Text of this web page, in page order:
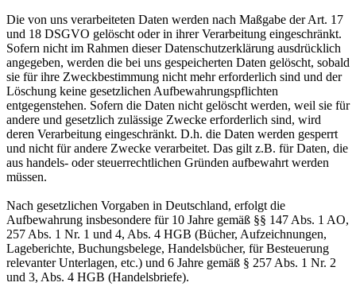
Die von uns verarbeiteten Daten werden nach Maßgabe der Art. 17
und 18 DSGVO gelöscht oder in ihrer Verarbeitung eingeschränkt.
Sofern nicht im Rahmen dieser Datenschutzerklärung ausdrücklich
angegeben, werden die bei uns gespeicherten Daten gelöscht, sobald
sie für ihre Zweckbestimmung nicht mehr erforderlich sind und der
Löschung keine gesetzlichen Aufbewahrungspflichten
entgegenstehen. Sofern die Daten nicht gelöscht werden, weil sie für
andere und gesetzlich zulässige Zwecke erforderlich sind, wird
deren Verarbeitung eingeschränkt. D.h. die Daten werden gesperrt
und nicht für andere Zwecke verarbeitet. Das gilt z.B. für Daten, die
aus handels- oder steuerrechtlichen Gründen aufbewahrt werden
müssen.
Nach gesetzlichen Vorgaben in Deutschland, erfolgt die
Aufbewahrung insbesondere für 10 Jahre gemäß §§ 147 Abs. 1 AO,
257 Abs. 1 Nr. 1 und 4, Abs. 4 HGB (Bücher, Aufzeichnungen,
Lageberichte, Buchungsbelege, Handelsbücher, für Besteuerung
relevanter Unterlagen, etc.) und 6 Jahre gemäß § 257 Abs. 1 Nr. 2
und 3, Abs. 4 HGB (Handelsbriefe).